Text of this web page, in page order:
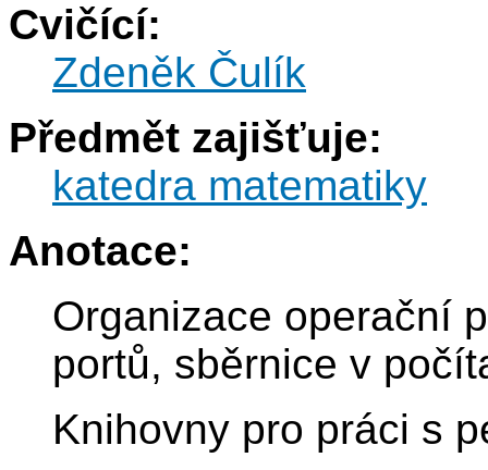
Cvičící:
Zdeněk Čulík
Předmět zajišťuje:
katedra matematiky
Anotace:
Organizace operační
portů, sběrnice v
Knihovny pro práci s